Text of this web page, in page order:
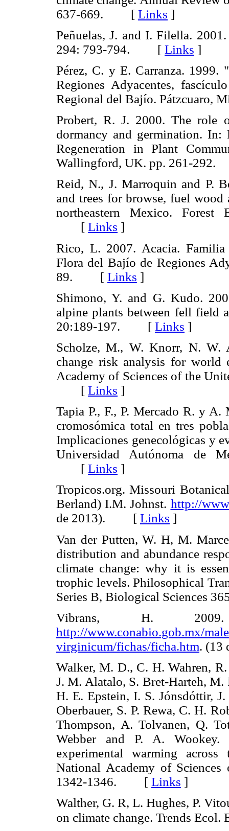
637-669. [ Links ]
Peñuelas, J. and I. Filella.
294: 793-794. [ Links ]
Pérez, C. y E. Carranza.
Regiones Adyacentes,
Regional del Bajío.
Probert, R. J. 2000. The role
dormancy and germination.
Regeneration in Plant
Wallingford, UK. pp. 261-
Reid, N., J. Marroquin and P.
and trees for browse, fuel
northeastern Mexico. Forest
[ Links ]
Rico, L. 2007. Acacia. Familia
Flora del Bajío de Regiones
89. [ Links ]
Shimono, Y. and G. Kudo.
alpine plants between fell field
20:189-197. [ Links ]
Scholze, M., W. Knorr, N. W.
change risk analysis for world
Academy of Sciences of the
[ Links ]
Tapia P., F., P. Mercado R. y
cromosómica total en tres
Implicaciones genecológicas y
Universidad Autónoma de
[ Links ]
Tropicos.org. Missouri
Berland) I.M. Johnst. http://
de 2013). [ Links ]
Van der Putten, W. H, M.
distribution and abundance
climate change: why it is
trophic levels. Philosophical
Series B, Biological
Vibrans, H.
http://www.conabio.gob.mx/
virginicum/fichas/ficha.htm.
Walker, M. D., C. H. Wahren,
J. M. Alatalo, S. Bret-Harteh,
H. E. Epstein, I. S. Jónsdóttir,
Oberbauer, S. P. Rewa, C. H.
Thompson, A. Tolvanen, Q.
Webber and P. A. Wookey.
experimental warming
National Academy of
1342-1346. [ Links ]
Walther, G. R, L. Hughes, P.
on climate change. Trends Ecol.